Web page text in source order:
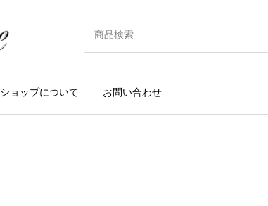
ショップについて お問い合わせ